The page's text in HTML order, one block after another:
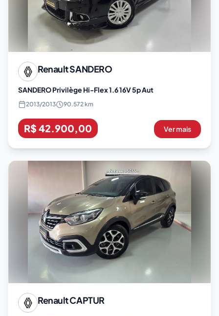
RenaultSANDERO
SANDERO Privilège Hi-Flex 1.6 16V 5p Aut
2013/2013 90.572 km
R$ 42.900,00 Ver mais
RenaultCAPTUR